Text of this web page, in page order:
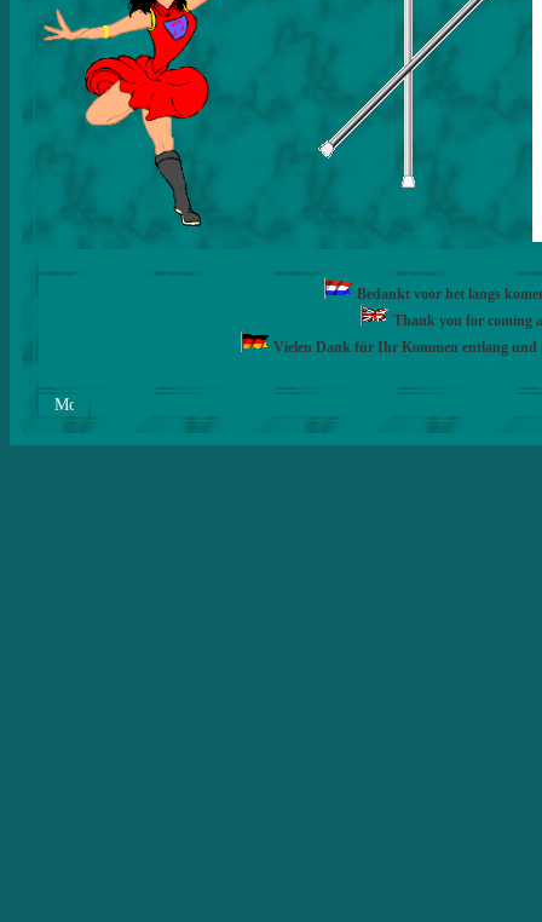
Bedankt voor het langs
Thank you for coming
Vielen Dank für Ihr Kommen entlang und